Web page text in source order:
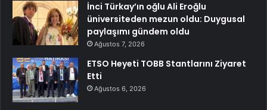
İnci Türkay’ın oğlu Ali Eroğlu
üniversiteden mezun oldu: Duygusal
paylaşımı gündem oldu
Ağustos 7, 2026
ETSO Heyeti TOBB Stantlarını Ziyaret
Etti
Ağustos 6, 2026